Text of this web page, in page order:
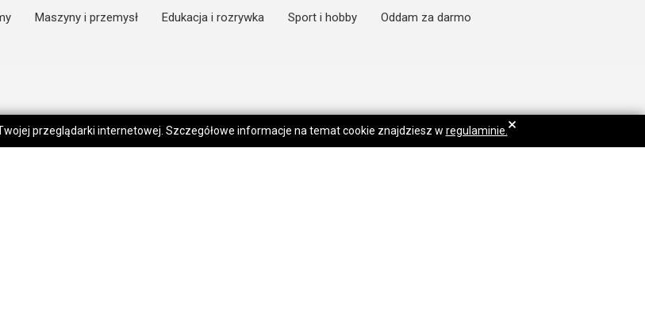
Maszyny i przemysł Edukacja i rozrywka Sport i hobby
Oddam za darmo
przeglądarki internetowej. Szczegółowe informacje na temat cookie znajdziesz w regulaminie. ×